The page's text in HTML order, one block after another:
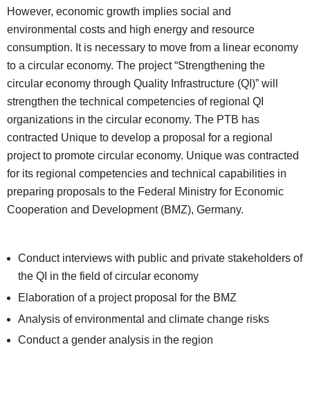
However, economic growth implies social and
environmental costs and high energy and resource
consumption. It is necessary to move from a linear economy
to a circular economy. The project “Strengthening the
circular economy through Quality Infrastructure (QI)” will
strengthen the technical competencies of regional QI
organizations in the circular economy. The PTB has
contracted Unique to develop a proposal for a regional
project to promote circular economy. Unique was contracted
for its regional competencies and technical capabilities in
preparing proposals to the Federal Ministry for Economic
Cooperation and Development (BMZ), Germany.
Conduct interviews with public and private stakeholders of
the QI in the field of circular economy
Elaboration of a project proposal for the BMZ
Analysis of environmental and climate change risks
Conduct a gender analysis in the region